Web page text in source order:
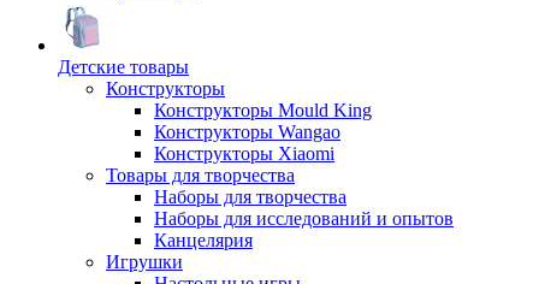
Детские товары
Конструкторы
Конструкторы Mould King
Конструкторы Wangao
Конструкторы Xiaomi
Товары для творчества
Наборы для творчества
Наборы для исследований и опытов
Канцелярия
Игрушки